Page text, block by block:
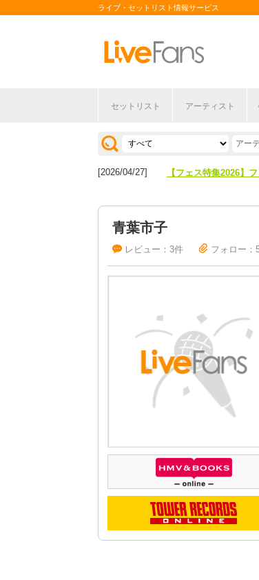
ライブ・セットリスト情報サービス
セットリスト アーティスト
[2026/07/28] 【ライブ動員ランキ
[2026/04/27] 【フェス特集2026】
青葉市子
レビュー：3件 フォロー：